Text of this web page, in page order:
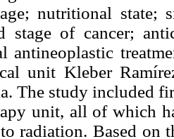
nutritional state;
stage of cancer;
antineoplastic
unit Kleber
The study included
unit, all of which
radiation. Based on